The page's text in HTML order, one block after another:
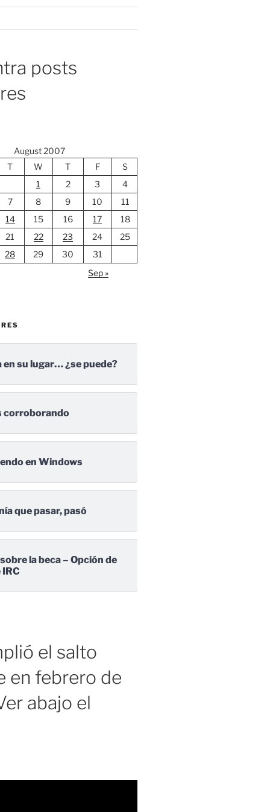
posts
August 2007
T
W T F
S
1
2 3
4
7
8 9 10
11
14
15 16 17
18
21
22 23 24
25
28
29 30
31
Sep »
en su lugar… ¿se puede?
corroborando
en Windows
que pasar, pasó
la beca – Opción de
el salto
en febrero de
abajo el